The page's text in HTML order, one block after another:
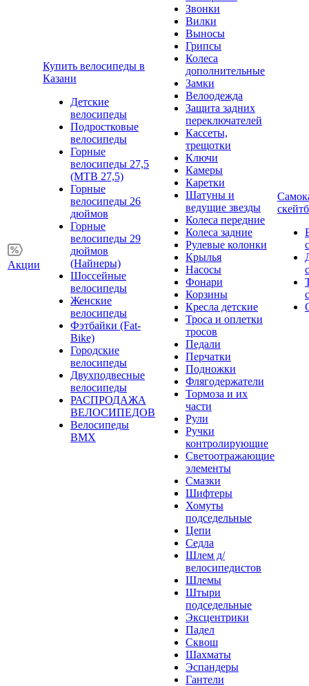
Акции
Купить велосипеды в
Казани
Детские
велосипеды
Подростковые
велосипеды
Горные
велосипеды 27,5
(MTB 27,5)
Горные
велосипеды 26
дюймов
Горные
велосипеды 29
дюймов
(Найнеры)
Шоссейные
велосипеды
Женские
велосипеды
Фэтбайки (Fat-
Bike)
Городские
велосипеды
Двухподвесные
велосипеды
РАСПРОДАЖА
ВЕЛОСИПЕДОВ
Велосипеды
BMX
Звонки
Вилки
Выносы
Грипсы
Колеса
дополнительные
Замки
Велоодежда
Защита задних
переключателей
Кассеты,
трещотки
Ключи
Камеры
Каретки
Шатуны и
ведущие звезды
Колеса передние
Колеса задние
Рулевые колонки
Крылья
Насосы
Фонари
Корзины
Кресла детские
Троса и оплетки
тросов
Педали
Перчатки
Подножки
Флягодержатели
Тормоза и их
части
Рули
Ручки
контролирующие
Светоотражающие
элементы
Смазки
Шифтеры
Хомуты
подседельные
Цепи
Седла
Шлем д/
велосипедистов
Шлемы
Штыри
подседельные
Эксцентрики
Падел
Сквош
Шахматы
Эспандеры
Гантели